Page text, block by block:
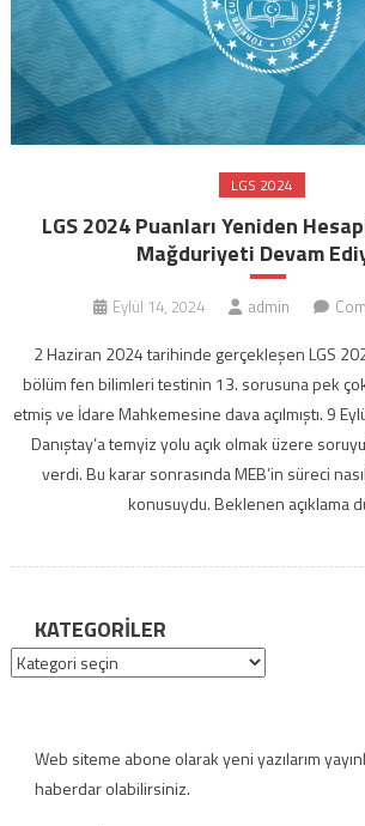
LGS 2024
LGS 2024 Puanları Yeniden
Mağduriyeti Devam
Eylül 14, 2024 admin
2 Haziran 2024 tarihinde gerçekleşen LGS
bölüm fen bilimleri testinin 13. sorusuna pek
etmiş ve İdare Mahkemesine dava açılmıştı. 9
Danıştay’a temyiz yolu açık olmak üzere
verdi. Bu karar sonrasında MEB’in süreci
konusuydu. Beklenen açıklama
KATEGORILER
Kategoriler
Web siteme abone olarak yeni yazılarım
haberdar olabilirsiniz.